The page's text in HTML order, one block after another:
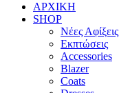
ΑΡΧΙΚΗ
SHOP
Νέες Αφίξεις
Εκπτώσεις
Accessories
Blazer
Coats